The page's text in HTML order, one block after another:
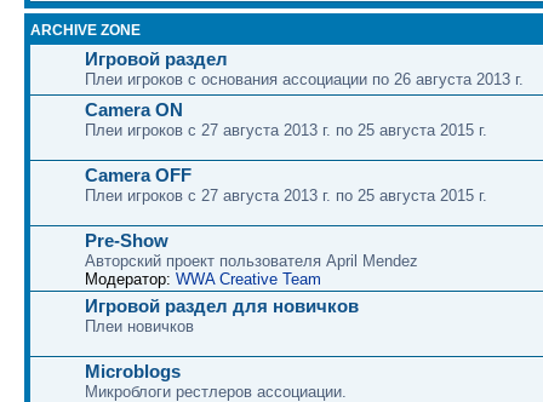
ARCHIVE ZONE
Игровой раздел
Плеи игроков с основания ассоциации по 26 августа 2013 г.
Camera ON
Плеи игроков с 27 августа 2013 г. по 25 августа 2015 г.
Camera OFF
Плеи игроков с 27 августа 2013 г. по 25 августа 2015 г.
Pre-Show
Авторский проект пользователя April Mendez
Модератор: WWA Creative Team
Игровой раздел для новичков
Плеи новичков
Microblogs
Микроблоги рестлеров ассоциации.